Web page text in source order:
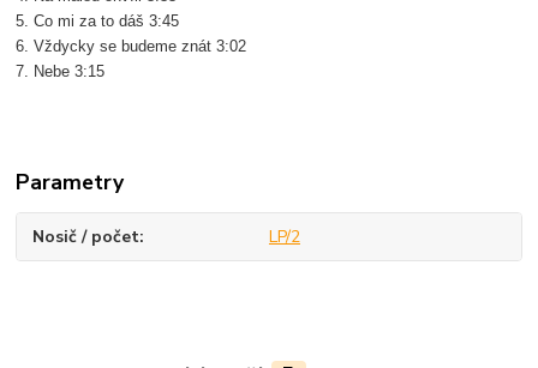
5. Co mi za to dáš 3:45
6. Vždycky se budeme znát 3:02
7. Nebe 3:15
Parametry
Nosič / počet LP/2